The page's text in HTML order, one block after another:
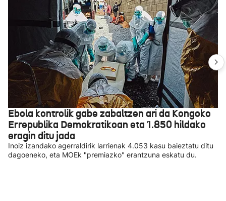
Ebola kontrolik gabe zabaltzen ari da Kongoko
Errepublika Demokratikoan eta 1.850 hildako
eragin ditu jada
Inoiz izandako agerraldirik larrienak 4.053 kasu baieztatu ditu
dagoeneko, eta MOEk "premiazko" erantzuna eskatu du.